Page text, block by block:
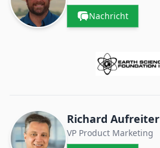
Nachricht
Richard Aufreiter
VP Product Marketing